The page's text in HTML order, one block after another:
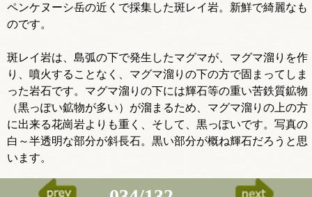
ペンケヌーシ岳の近くで採集した斑レイ岩。新鮮で綺麗なも
のです。
斑レイ岩は、島弧の下で発生したマグマが、マグマ溜りを作
り、噴火することなく、マグマ溜りの下の方で固まってしま
った岩石です。マグマ溜りの下には輝石等の重い苦鉄質鉱物
（黒っぽい鉱物が多い）が溜まるため、マグマ溜りの上の方
に出来る花崗岩よりも重く、そして、黒っぽいです。写真の
白～半透明な部分が斜長石。黒い部分が概ね輝石だろうと思
います。